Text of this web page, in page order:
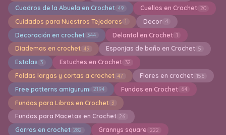
Cuadros de la Abuela en Crochet 49 Cuellos en Crochet 20
Cuidados para Nuestros Tejedores 1 Decor 4
Decoración en crochet 344 Delantal en Crochet 1
Diademas en crochet 49 Esponjas de baño en Crochet 5
Estolas 3 Estuches en Crochet 32
Faldas largas y cortas a crochet 47 Flores en crochet 156
Free patterns amigurumi 2194 Fundas en Crochet 64
Fundas para Libros en Crochet 3
Fundas para Macetas en Crochet 26
Gorros en crochet 282 Grannys square 222